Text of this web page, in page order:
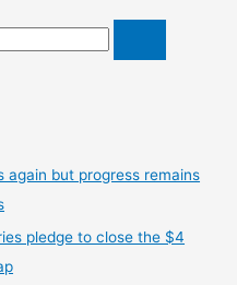
again but progress remains
pledge to close the $4